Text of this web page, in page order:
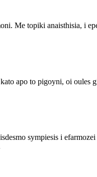
Me topiki anaisthisia, i
apo to pigoyni, oi oules
sympiesis i